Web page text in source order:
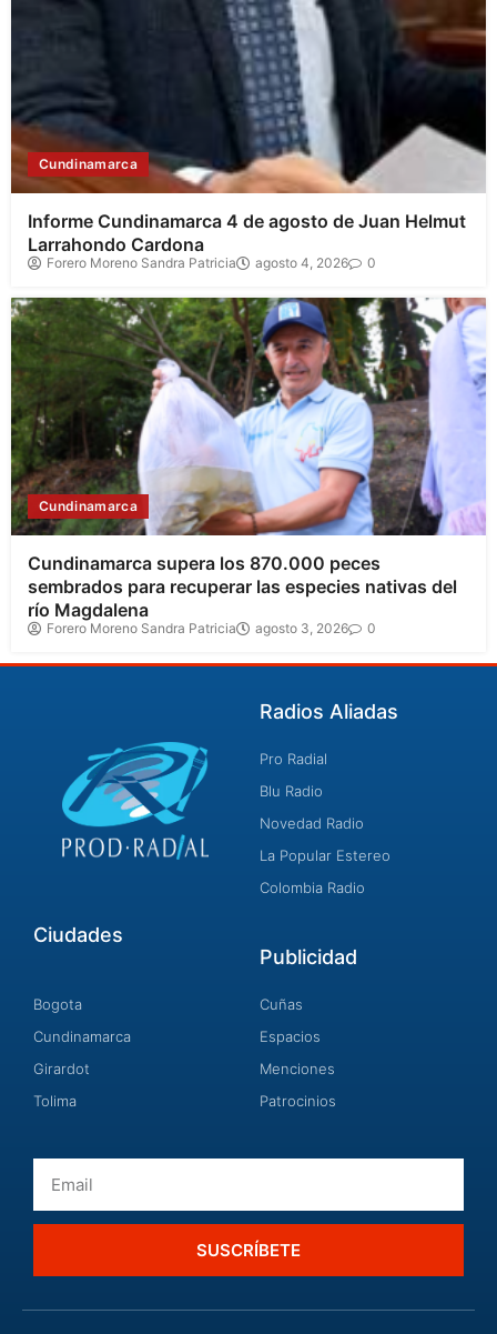
Cundinamarca
Informe Cundinamarca 4 de agosto de Juan Helmut
Larrahondo Cardona
Forero Moreno Sandra Patricia agosto 4, 2026 0
Cundinamarca
Cundinamarca supera los 870.000 peces
sembrados para recuperar las especies nativas del
río Magdalena
Forero Moreno Sandra Patricia agosto 3, 2026 0
Radios Aliadas
Pro Radial
Blu Radio
Novedad Radio
La Popular Estereo
Colombia Radio
Ciudades
Bogota
Cundinamarca
Girardot
Tolima
Publicidad
Cuñas
Espacios
Menciones
Patrocinios
SUSCRÍBETE